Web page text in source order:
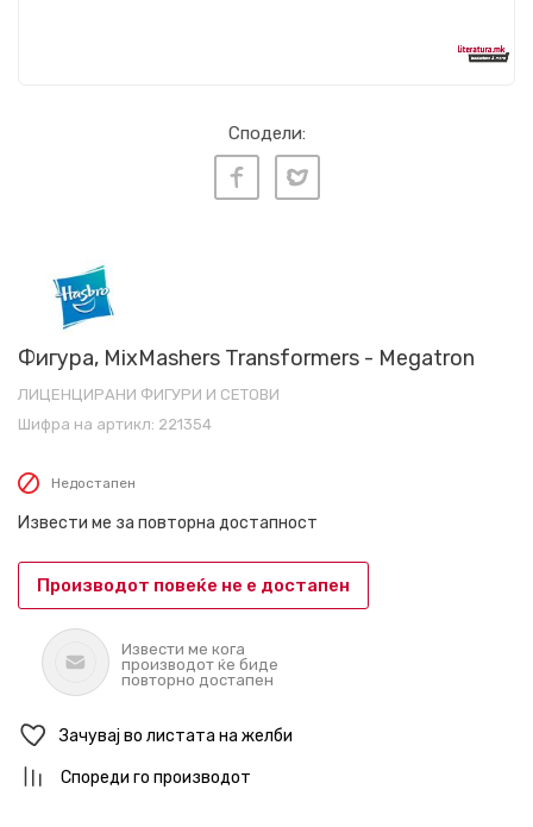
Сподели:
Фигура, MixMashers Transformers - Megatron
ЛИЦЕНЦИРАНИ ФИГУРИ И СЕТОВИ
Шифра на артикл: 221354
Недостапен
Извести ме за повторна достапност
Производот повеќе не е достапен
Извести ме кога
производот ќе биде
повторно достапен
Зачувај во листата на желби
Спореди го производот